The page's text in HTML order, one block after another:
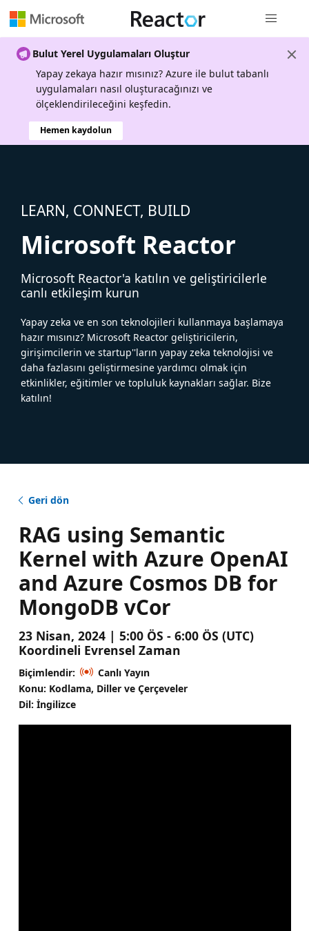
Bulut Yerel Uygulamaları Oluştur
Yapay zekaya hazır mısınız? Azure ile bulut tabanlı
uygulamaları nasıl oluşturacağınızı ve
ölçeklendirileceğini keşfedin.
Hemen kaydolun
LEARN, CONNECT, BUILD
Microsoft Reactor
Microsoft Reactor'a katılın ve geliştiricilerle
canlı etkileşim kurun
Yapay zeka ve en son teknolojileri kullanmaya başlamaya
hazır mısınız? Microsoft Reactor geliştiricilerin,
girişimcilerin ve startup''ların yapay zeka teknolojisi ve
daha fazlasını geliştirmesine yardımcı olmak için
etkinlikler, eğitimler ve topluluk kaynakları sağlar. Bize
katılın!
Geri dön
RAG using Semantic
Kernel with Azure OpenAI
and Azure Cosmos DB for
MongoDB vCor
23 Nisan, 2024 | 5:00 ÖS - 6:00 ÖS (UTC)
Koordineli Evrensel Zaman
Biçimlendir:
Canlı Yayın
Konu: Kodlama, Diller ve Çerçeveler
Dil: İngilizce